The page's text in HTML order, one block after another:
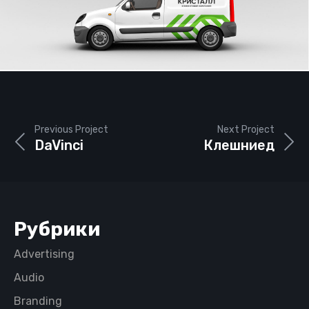
Next Project
Клешниед
Previous Project
DaVinci
Рубрики
Advertising
Audio
Branding